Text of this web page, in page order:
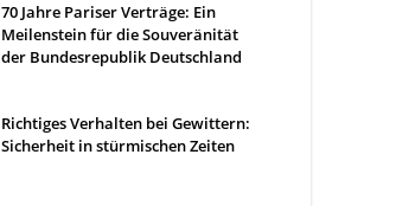
70 Jahre Pariser Verträge: Ein
Meilenstein für die Souveränität
der Bundesrepublik Deutschland
Richtiges Verhalten bei Gewittern:
Sicherheit in stürmischen Zeiten